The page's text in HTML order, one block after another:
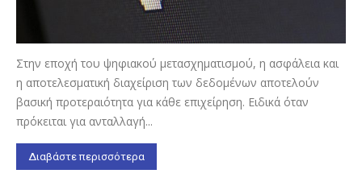
Στην εποχή του ψηφιακού μετασχηματισμού, η ασφάλεια και
η αποτελεσματική διαχείριση των δεδομένων αποτελούν
βασική προτεραιότητα για κάθε επιχείρηση. Ειδικά όταν
πρόκειται για ανταλλαγή...
Διαβάστε περισσότερα